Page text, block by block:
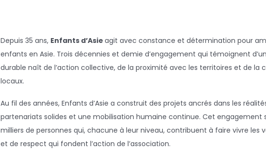
Depuis 35 ans, Enfants d’Asie agit avec constance et détermination pour
enfants en Asie. Trois décennies et demie d’engagement qui témoignent
durable naît de l’action collective, de la proximité avec les territoires et de la
locaux.
Au fil des années, Enfants d’Asie a construit des projets ancrés dans les
partenariats solides et une mobilisation humaine continue. Cet engagement
milliers de personnes qui, chacune à leur niveau, contribuent à faire vivre les
et de respect qui fondent l’action de l’association.